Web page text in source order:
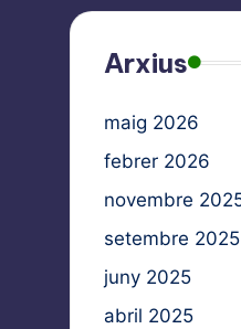
Arxius
maig 2026
febrer 2026
novembre
setembre 2025
juny 2025
abril 2025